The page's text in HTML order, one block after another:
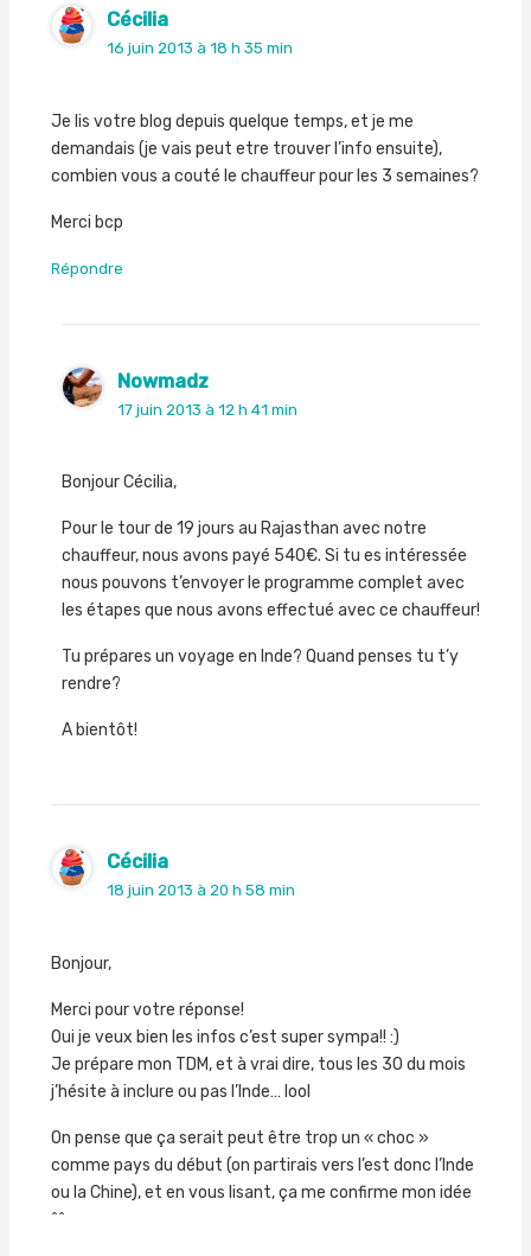
Cécilia
16 juin 2013 à 18 h 35 min
Je lis votre blog depuis quelque temps, et je me
demandais (je vais peut etre trouver l’info ensuite),
combien vous a couté le chauffeur pour les 3 semaines?
Merci bcp
Répondre
Nowmadz
17 juin 2013 à 12 h 41 min
Bonjour Cécilia,
Pour le tour de 19 jours au Rajasthan avec notre
chauffeur, nous avons payé 540€. Si tu es intéressée
nous pouvons t’envoyer le programme complet avec
les étapes que nous avons effectué avec ce chauffeur!
Tu prépares un voyage en Inde? Quand penses tu t’y
rendre?
A bientôt!
Cécilia
18 juin 2013 à 20 h 58 min
Bonjour,
Merci pour votre réponse!
Oui je veux bien les infos c’est super sympa!! :)
Je prépare mon TDM, et à vrai dire, tous les 30 du mois
j’hésite à inclure ou pas l’Inde… lool
On pense que ça serait peut être trop un « choc »
comme pays du début (on partirais vers l’est donc l’Inde
ou la Chine), et en vous lisant, ça me confirme mon idée
^^